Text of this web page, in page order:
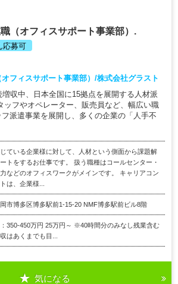
オフィスサポート事業部）.
応募可
ィスサポート事業部）/株式会社グラスト
収中、日本全国に15拠点を展開する人材派
ッフやオペレーター、販売員など、幅広い職
派遣事業を展開し、多くの企業の「人手不
ている企業様に対して、人材という側面から課題解
トをするお仕事です。 扱う職種はコールセンター・
などのオフィスワークがメインです。 キャリアコン
は、企業様...
市博多区博多駅前1-15-20 NMF博多駅前ビル8階
350-450万円 25万円～ ※40時間分のみなし残業含む
はあくまでも目...
気になる